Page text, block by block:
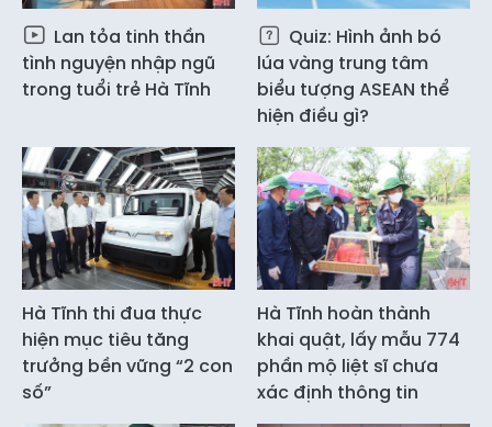
Lan tỏa tinh thần
tình nguyện nhập ngũ
trong tuổi trẻ Hà Tĩnh
Quiz: Hình ảnh bó
lúa vàng trung tâm
biểu tượng ASEAN thể
hiện điều gì?
Hà Tĩnh thi đua thực
hiện mục tiêu tăng
trưởng bền vững “2 con
số”
Hà Tĩnh hoàn thành
khai quật, lấy mẫu 774
phần mộ liệt sĩ chưa
xác định thông tin